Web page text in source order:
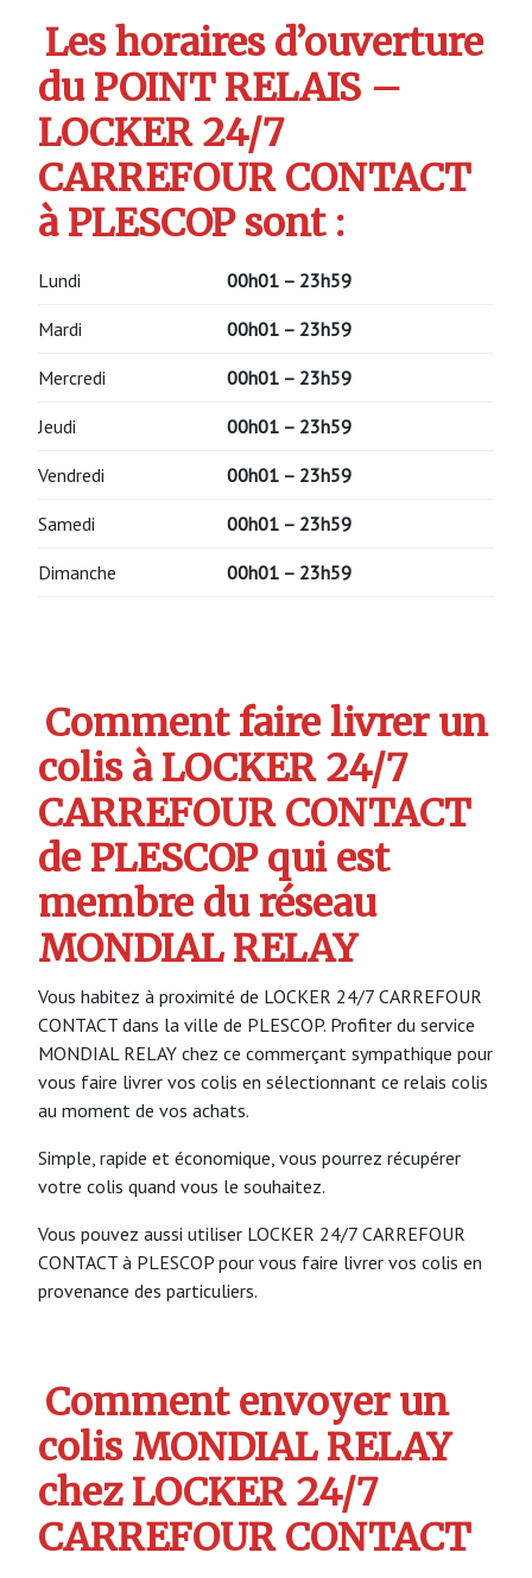
Les horaires d’ouverture
du POINT RELAIS –
LOCKER 24/7
CARREFOUR CONTACT
à PLESCOP sont :
Lundi 00h01 – 23h59
Mardi 00h01 – 23h59
Mercredi 00h01 – 23h59
Jeudi 00h01 – 23h59
Vendredi 00h01 – 23h59
Samedi 00h01 – 23h59
Dimanche 00h01 – 23h59
Comment faire livrer un
colis à LOCKER 24/7
CARREFOUR CONTACT
de PLESCOP qui est
membre du réseau
MONDIAL RELAY
Vous habitez à proximité de LOCKER 24/7 CARREFOUR
CONTACT dans la ville de PLESCOP. Profiter du service
MONDIAL RELAY chez ce commerçant sympathique pour
vous faire livrer vos colis en sélectionnant ce relais colis
au moment de vos achats.
Simple, rapide et économique, vous pourrez récupérer
votre colis quand vous le souhaitez.
Vous pouvez aussi utiliser LOCKER 24/7 CARREFOUR
CONTACT à PLESCOP pour vous faire livrer vos colis en
provenance des particuliers.
Comment envoyer un
colis MONDIAL RELAY
chez LOCKER 24/7
CARREFOUR CONTACT